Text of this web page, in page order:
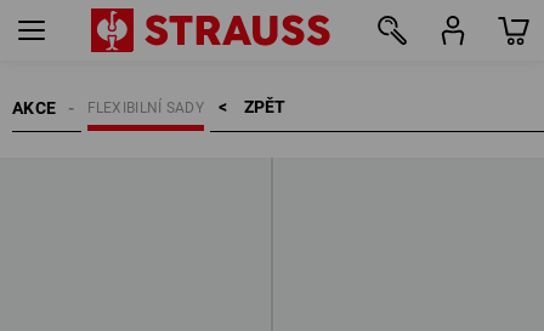
AKCE ZPĚT    >
FLEXIBILNÍ SADY